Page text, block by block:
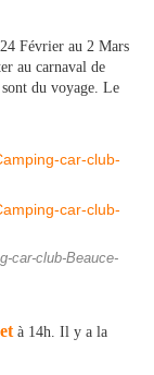
Février au 2 Mars
au carnaval de
du voyage. Le
car-club-Beauce-
à 14h. Il y a la